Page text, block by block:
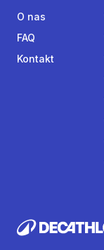
O nas
FAQ
Kontakt